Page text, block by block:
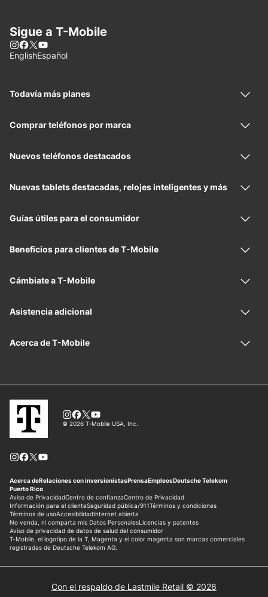
Con el respaldo de Lastmile Retail © 2026